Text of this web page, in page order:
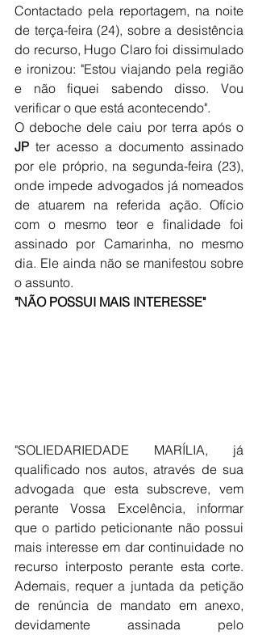
Contactado pela reportagem, na noite
de terça-feira (24), sobre a desistência
do recurso, Hugo Claro foi dissimulado
e ironizou: "Estou viajando pela região
e não fiquei sabendo disso. Vou
verificar o que está acontecendo".
JP ter acesso a documento assinado
por ele próprio, na segunda-feira (23),
onde impede advogados já nomeados
de atuarem na referida ação. Ofício
com o mesmo teor e finalidade foi
assinado por Camarinha, no mesmo
dia. Ele ainda não se manifestou sobre
o assunto.
"NÃO POSSUI MAIS INTERESSE"
"SOLIEDARIEDADE MARÍLIA, já
qualificado nos autos, através de sua
advogada que esta subscreve, vem
perante Vossa Excelência, informar
que o partido peticionante não possui
mais interesse em dar continuidade no
recurso interposto perante esta corte.
Ademais, requer a juntada da petição
de renúncia de mandato em anexo,
devidamente assinada pelo